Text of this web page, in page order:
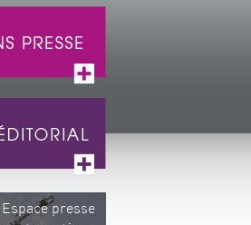
Espace presse